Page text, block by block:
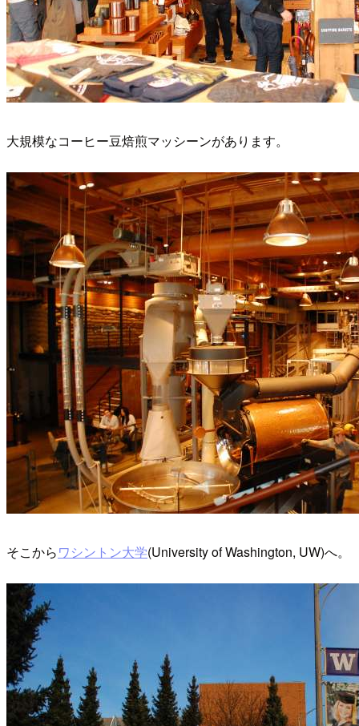
大規模なコーヒー豆焙煎マッシーンがあります。
そこからワシントン大学(University of Washington, UW)へ。